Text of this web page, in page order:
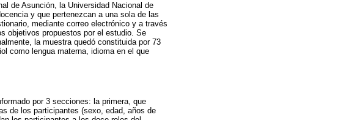
de Asunción, la Universidad Nacional de
y que pertenezcan a una sola de las
mediante correo electrónico y a través
objetivos propuestos por el estudio. Se
la muestra quedó constituida por 73
como lengua materna, idioma en el que
por 3 secciones: la primera, que
de los participantes (sexo, edad, años de